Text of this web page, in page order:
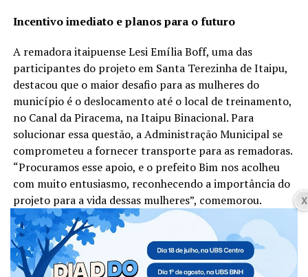
Incentivo imediato e planos para o futuro
A remadora itaipuense Lesi Emília Boff, uma das
participantes do projeto em Santa Terezinha de Itaipu,
destacou que o maior desafio para as mulheres do
município é o deslocamento até o local de treinamento,
no Canal da Piracema, na Itaipu Binacional. Para
solucionar essa questão, a Administração Municipal se
comprometeu a fornecer transporte para as remadoras.
“Procuramos esse apoio, e o prefeito Bim nos acolheu
com muito entusiasmo, reconhecendo a importância do
projeto para a vida dessas mulheres”, comemorou.